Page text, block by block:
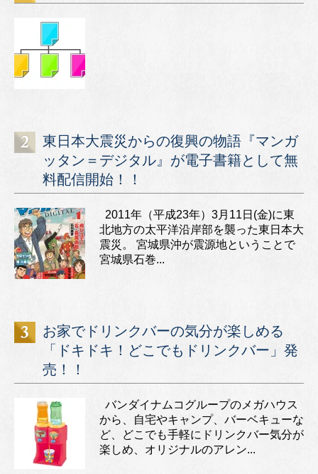
東日本大震災からの復興の物語『マンガ
ッタン＝デジタル』が電子書籍として無
料配信開始！！
2011年（平成23年）3月11日(金)に東
北地方の太平洋沿岸部を襲った東日本大
震災。 宮城県沖が震源地ということで
宮城県石巻...
お家でドリンクバーの気分が楽しめる
「ドキドキ！どこでもドリンクバー」発
売！！
バンダイナムコグループのメガハウス
から、自宅やキャンプ、バーベキューな
ど、どこでも手軽にドリンクバー気分が
楽しめ、オリジナルのアレン...